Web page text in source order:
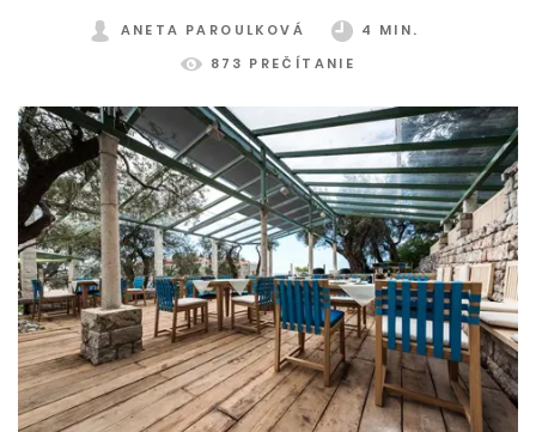
ANETA PAROULKOVÁ
4 MIN.
873 PREČÍTANIE